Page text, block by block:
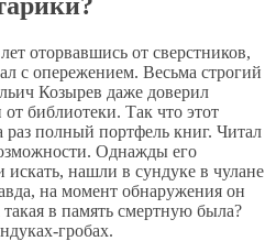
оторвавшись от сверстников,
с опережением. Весьма строгий
Козырев даже доверил
библиотеки. Так что этот
полный портфель книг. Читал
Однажды его
искать, нашли в сундуке в чулане
на момент обнаружения он
в память смертную была?
гробах.